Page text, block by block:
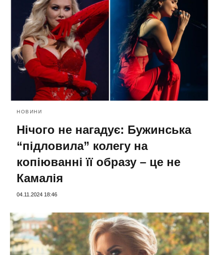
НОВИНИ
Нічого не нагадує: Бужинська
“підловила” колегу на
копіюванні її образу – це не
Камалія
04.11.2024 18:46